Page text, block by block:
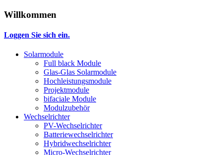
Willkommen
Loggen Sie sich ein.
Solarmodule
Full black Module
Glas-Glas Solarmodule
Hochleistungsmodule
Projektmodule
bifaciale Module
Modulzubehör
Wechselrichter
PV-Wechselrichter
Batteriewechselrichter
Hybridwechselrichter
Micro-Wechselrichter